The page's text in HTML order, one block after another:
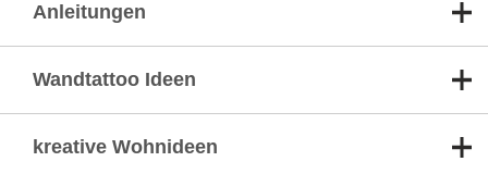
Anleitungen
Wandtattoo Ideen
kreative Wohnideen